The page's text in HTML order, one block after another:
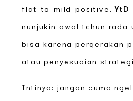
flat-to-mild-positive.YtD
nunjukin awal tahun rada
bisa karena pergerakan
atau penyesuaian
Intinya: jangan cuma